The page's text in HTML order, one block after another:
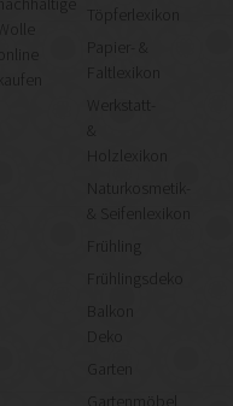
Töpferlexikon
Papier- &
Faltlexikon
Werkstatt-
&
Holzlexikon
Naturkosmetik-
& Seifenlexikon
Frühling
Frühlingsdeko
Balkon
Deko
Garten
Gartenmöbel